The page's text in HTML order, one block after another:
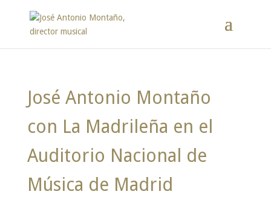
José Antonio Montaño
con La Madrileña en el
Auditorio Nacional de
Música de Madrid